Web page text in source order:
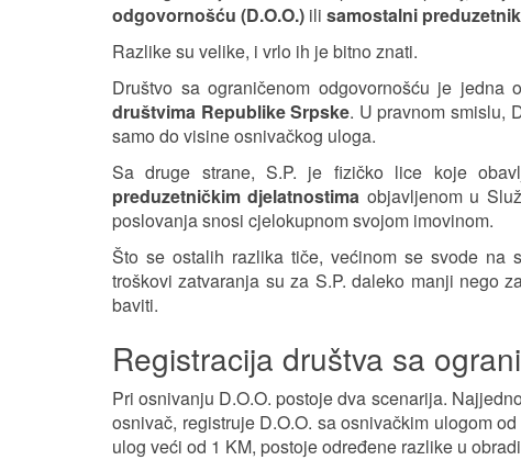
odgovornošću (D.O.O.) ili samostalni preduzetnik
Razlike su velike, i vrlo ih je bitno znati.
Društvo sa ograničenom odgovornošću je
društvima Republike Srpske. U pravnom smislu,
samo do visine osnivačkog uloga.
Sa druge strane, S.P. je fizičko lice koje
preduzetničkim djelatnostima objavljenom u
poslovanja snosi cjelokupnom svojom imovinom.
Što se ostalih razlika tiče, većinom se svode na
troškovi zatvaranja su za S.P. daleko manji nego
baviti.
Registracija društva sa
Pri osnivanju D.O.O. postoje dva scenarija.
osnivač, registruje D.O.O. sa osnivačkim ulogom
ulog veći od 1 KM, postoje određene razlike u